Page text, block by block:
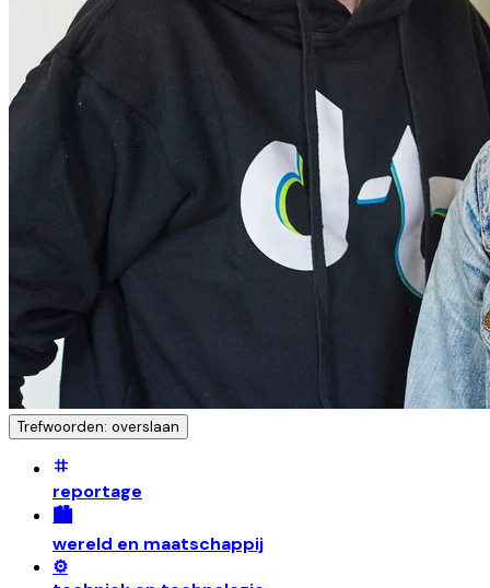
Trefwoorden: overslaan
reportage
🏙️
wereld en maatschappij
⚙️